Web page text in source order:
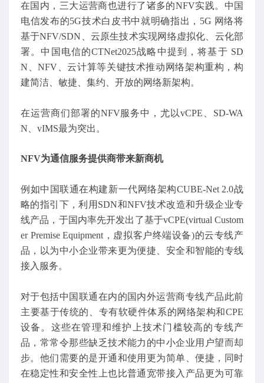
在国内，三大运营商也进行了诸多的NFV实践。中国
电信发布的5G技术白皮书中就明确指出，5G 网络将
基于NFV/SDN、云原生技术实现网络虚拟化、云化部
署。中国电信的CTNet2025战略中提到，将基于 SD
N、NFV、云计算等关键技术推动网络架构重构，构
建简洁、敏捷、集约、开放的网络新架构。
在运营商们部署的NFV服务中，尤以vCPE、SD-WA
N、vIMS最为突出。
NFV为通信服务提供商带来新商机
例如中国联通在构建新一代网络架构CUBE-Net 2.0战
略的指引下，利用SDN和NFV技术改造和升级企业专
线产品，于国内率先开发出了基于vCPE(virtual Custom
er Premise Equipment，虚拟客户终端设备)的云专线产
品，以为中小企业带来更为便捷、安全和智能的专线
接入服务。
对于包括中国联通在内的国内外运营商专线产品此前
主要基于传统的、专有软硬件体系的网络架构和CPE
设备。这些在管理和维护上技术门槛较高的专线产
品，常常令那些缺乏技术能力的中小企业用户望而却
步。他们需要的是开通和使用更为简单、便捷，同时
在稳定性和安全性上也比普通宽带接入产品更为可靠